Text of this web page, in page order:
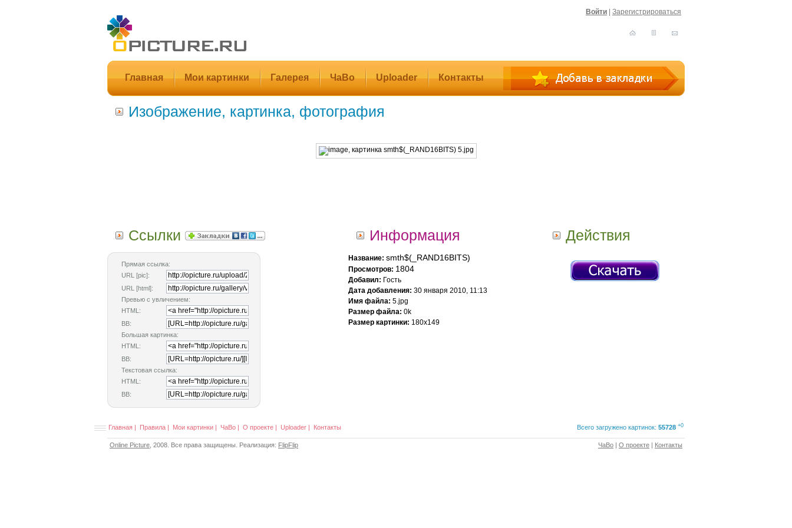
Войти Зарегистрироваться
Главная Мои картинки Галерея ЧаВо Uploader Контакты
Изображение, картинка, фотография
Ссылки
Прямая ссылка:
URL [pic]:
URL [html]:
Превью с увличением:
HTML:
BB:
Большая картинка:
HTML:
BB:
Текстовая ссылка:
HTML:
BB:
Информация
Название: smth$(_RAND16BITS)
Просмотров: 1804
Добавил: Гость
Дата добавления: 30 января 2010, 11:13
Имя файла: 5.jpg
Размер файла: 0k
Размер картинки: 180x149
Действия
Всего загружено картинок: 55728 +0
Главная | Правила | Мои картинки | ЧаВо | О проекте | Uploader | Контакты
ЧаВо | О проекте | Контакты
Online Picture , 2008. Все права защищены. Реализация: FlipFlip